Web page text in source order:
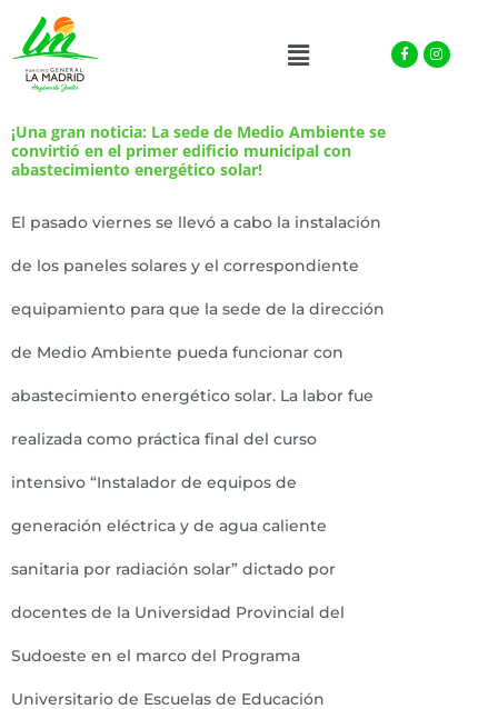
Menu Facebook-
f
Instagram
¡Una gran noticia: La sede de Medio Ambiente se
convirtió en el primer edificio municipal con
abastecimiento energético solar!
El pasado viernes se llevó a cabo la instalación
de los paneles solares y el correspondiente
equipamiento para que la sede de la dirección
de Medio Ambiente pueda funcionar con
abastecimiento energético solar. La labor fue
realizada como práctica final del curso
intensivo “Instalador de equipos de
generación eléctrica y de agua caliente
sanitaria por radiación solar” dictado por
docentes de la Universidad Provincial del
Sudoeste en el marco del Programa
Universitario de Escuelas de Educación